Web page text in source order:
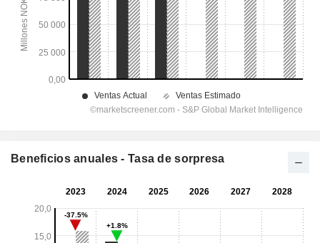
Beneficios anuales - Tasa de sorpresa